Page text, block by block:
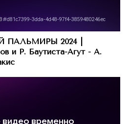
ПАЛЬМИРЫ 2024 |
и Р. Баутиста-Агут - А.